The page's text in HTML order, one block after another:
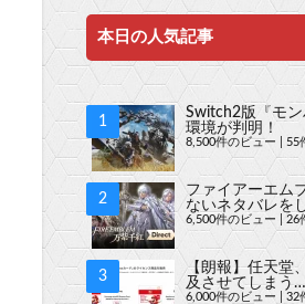
本日の人気記事
Switch2版『モ
環境が判明！
8,500件のビュー 55
ファイアーエム
ないネタバレを
6,500件のビュー 26
【朗報】任天堂
及させてしまう…
6,000件のビュー 32